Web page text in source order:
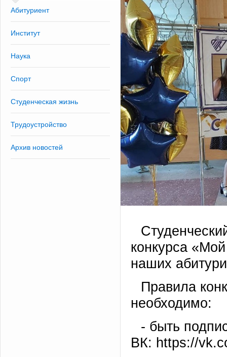
Абитуриент
Институт
Наука
Спорт
Студенческая жизнь
Трудоустройство
Архив новостей
конкурса
наших
Правила
необходимо:
- быть
ВК: https://